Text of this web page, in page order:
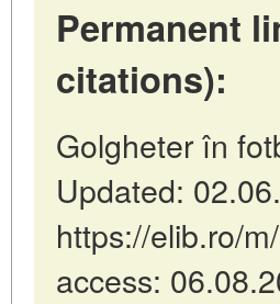
Permanent
citations):
Golgheter în
Updated:
https://elib.ro/
access: